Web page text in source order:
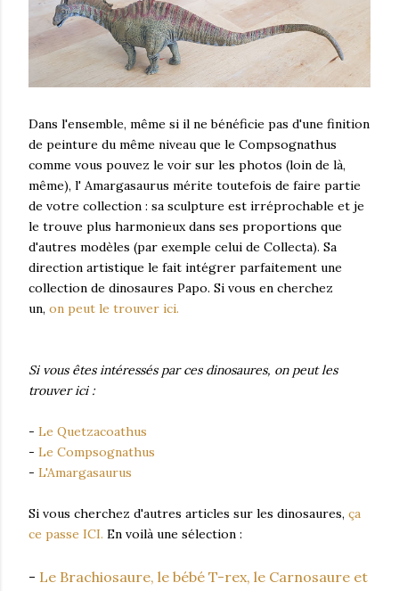
Dans l'ensemble, même si il ne bénéficie pas d'une finition
de peinture du même niveau que le Compsognathus
comme vous pouvez le voir sur les photos (loin de là,
même), l' Amargasaurus mérite toutefois de faire partie
de votre collection : sa sculpture est irréprochable et je
le trouve plus harmonieux dans ses proportions que
d'autres modèles (par exemple celui de Collecta). Sa
direction artistique le fait intégrer parfaitement une
collection de dinosaures Papo. Si vous en cherchez
un, on peut le trouver ici.
Si vous êtes intéressés par ces dinosaures, on peut les
trouver ici :
- Le Quetzacoathus
- Le Compsognathus
- L'Amargasaurus
Si vous cherchez d'autres articles sur les dinosaures, ça
ce passe ICI. En voilà une sélection :
- Le Brachiosaure, le bébé T-rex, le Carnosaure et